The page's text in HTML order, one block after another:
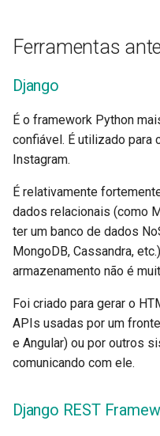
Encoders -
Templating -
Test Client - TestClient
Usados porFastAPI
Pydantic
Starlette
Uvicorn
Ferramentas
Django
É o framework Python
confiável. É utilizado
Instagram.
É relativamente
dados relacionais (como
ter um banco de dados
MongoDB, Cassandra,
armazenamento não é
Foi criado para gerar o
APIs usadas por um
e Angular) ou por outros
comunicando com ele.
Django REST